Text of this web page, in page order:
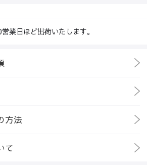
業日ほど出荷いたします。
方法
て